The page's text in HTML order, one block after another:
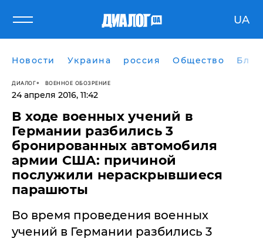
UA
Новости Украина россия Общество
ДИАЛОГ ВОЕННОЕ ОБОЗРЕНИЕ
24 апреля 2016, 11:42
В ходе военных учений в
Германии разбились 3
бронированных автомобиля
армии США: причиной
послужили нераскрывшиеся
парашюты
​Во время проведения военных
учений в Германии разбились 3